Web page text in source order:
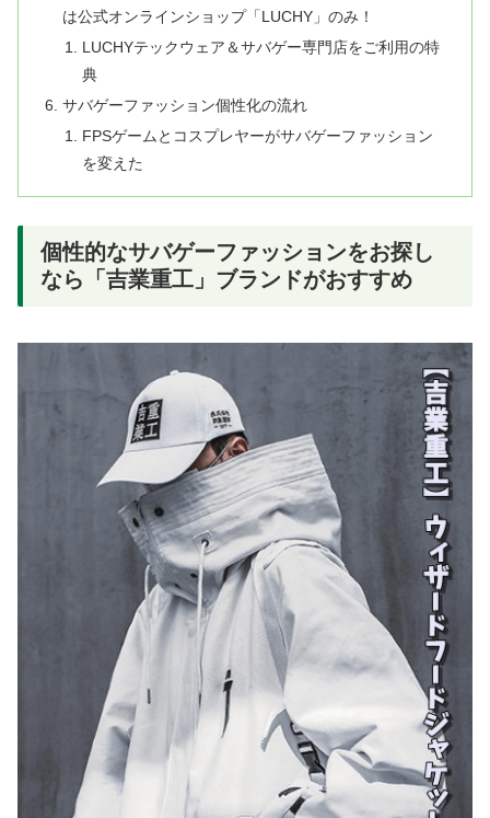
は公式オンラインショップ「LUCHY」のみ！
LUCHYテックウェア＆サバゲー専門店をご利用の特
典
サバゲーファッション個性化の流れ
FPSゲームとコスプレヤーがサバゲーファッション
を変えた
個性的なサバゲーファッションをお探し
なら「吉業重工」ブランドがおすすめ